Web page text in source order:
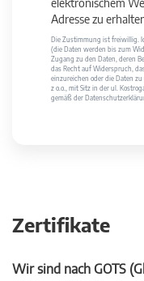
elektronischem
Adresse zu
Die Zustimmung ist freiwillig.
(die Daten werden bis zum
Zugang zu den Daten, deren
das Recht auf Widerspruch,
einzureichen oder die Daten
z o.o., mit Sitz in der ul.
gemäß der
Zertifikate
Wir sind nach GOTS